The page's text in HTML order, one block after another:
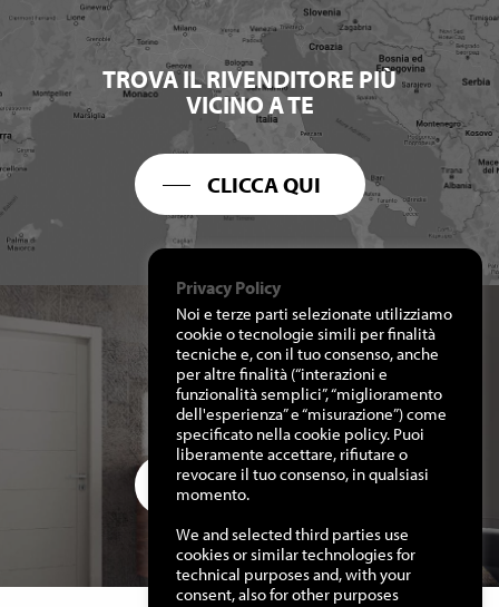
TROVA IL RIVENDITORE PIÙ
VICINO A TE
CLICCA QUI
RICHIEDI I NOSTRI
CATALOGHI
CLICCA QUI
Privacy Policy
Noi e terze parti selezionate utilizziamo
cookie o tecnologie simili per finalità
tecniche e, con il tuo consenso, anche
per altre finalità (“interazioni e
funzionalità semplici”, “miglioramento
dell'esperienza” e “misurazione”) come
specificato nella cookie policy. Puoi
liberamente accettare, rifiutare o
revocare il tuo consenso, in qualsiasi
momento.
We and selected third parties use
cookies or similar technologies for
technical purposes and, with your
consent, also for other purposes